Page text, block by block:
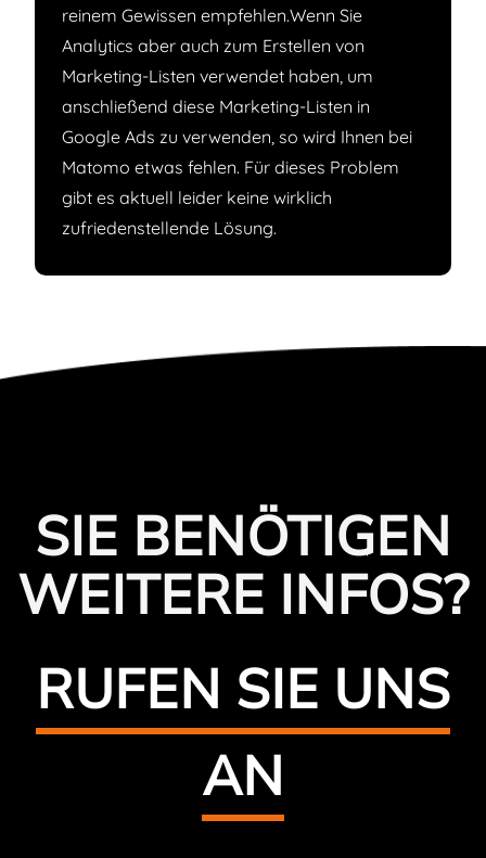
reinem Gewissen empfehlen.Wenn Sie
Analytics aber auch zum Erstellen von
Marketing-Listen verwendet haben, um
anschließend diese Marketing-Listen in
Google Ads zu verwenden, so wird Ihnen bei
Matomo etwas fehlen. Für dieses Problem
gibt es aktuell leider keine wirklich
zufriedenstellende Lösung.
SIE BENÖTIGEN
WEITERE INFOS?
RUFEN SIE UNS
AN